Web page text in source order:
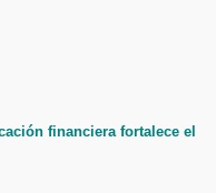
financiera fortalece el